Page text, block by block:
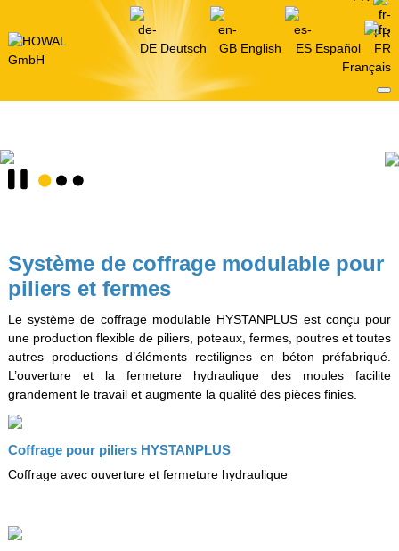
Deutsch English
Español
Français
Système de coffrage modulable pour
piliers et fermes
Le système de coffrage modulable HYSTANPLUS est conçu pour
une production flexible de piliers, poteaux, fermes, poutres et toutes
autres productions d’éléments rectilignes en béton préfabriqué.
L’ouverture et la fermeture hydraulique des moules facilite
grandement le travail et augmente la qualité des pièces finies.
Coffrage pour piliers HYSTANPLUS
Coffrage avec ouverture et fermeture hydraulique